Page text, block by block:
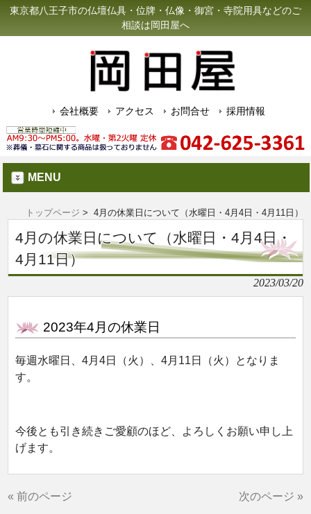
東京都八王子市の仏壇仏具・位牌・仏像・御宮・寺院用具などのご
相談は岡田屋へ
会社概要 アクセス お問合せ 採用情報
MENU
トップページ > 4月の休業日について（水曜日・4月4日・4月11日）
4月の休業日について（水曜日・4月4日・
4月11日）
2023/03/20
2023年4月の休業日
毎週水曜日、4月4日（火）、4月11日（火）となりま
す。
今後とも引き続きご愛顧のほど、よろしくお願い申し上
げます。
« 前のページ 次のページ »